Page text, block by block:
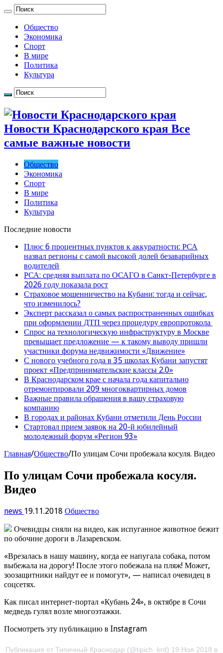
Общество
Экономика
Спорт
В мире
Политика
Культура
Новости Краснодарского края Все
самые важные новости
Общество
Экономика
Спорт
В мире
Политика
Культура
Последние новости
Плюс 6 процентных пунктов к аккуратности: РСА
назвал регионы с самой высокой долей безаварийных
водителей
РСА: средняя выплата по ОСАГО в Санкт-Петербурге в
2026 году показала рост
Страховое мошенничество на Кубани: тогда и сейчас,
что изменилось?
Эксперт рассказал о самых распространенных ошибках
при оформлении ДТП через процедуру европротокола
Спрос на технологическую инфраструктуру в Москве
превышает предложение — к такому выводу пришли
участники форума недвижимости «Движение»
С нового учебного года в 35 школах Кубани запустят
проект «Предпринимательские классы 2.0»
В Краснодарском крае с начала года капитально
отремонтировали 209 многоквартирных домов
Важные правила обращения в вашу страховую
компанию
В городах и районах Кубани отметили День России
Стартовал прием заявок на 20-й юбилейный
молодежный форум «Регион 93»
Главная/Общество/По улицам Сочи пробежала косуля. Видео
По улицам Сочи пробежала косуля.
Видео
news 19.11.2018 Общество
Очевидцы сняли на видео, как испуганное животное бежит
по обочине дороги в Лазаревском.
«Врезалась в нашу машину, когда ее напугала собака, потом
выбежала на дорогу! После этого побежала на пляж! Может,
зоозащитники найдут ее и помогут», — написал очевидец в
соцсетях.
Как писал интернет-портал «Кубань 24», в октябре в Сочи
медведь гулял возле многоэтажки.
Посмотреть эту публикацию в Instagram
Публикация от Типичный Краснодар (@tipich_krd) 19 Ноя 2018 в